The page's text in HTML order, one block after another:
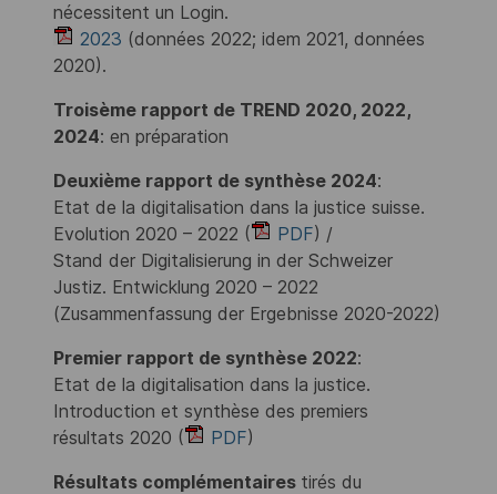
nécessitent un Login.
2023 (données 2022; idem 2021, données
2020).
Troisème rapport de TREND 2020, 2022,
2024: en préparation
Deuxième rapport de synthèse 2024:
Etat de la digitalisation dans la justice suisse.
Evolution 2020 – 2022 (
PDF) /
Stand der Digitalisierung in der Schweizer
Justiz. Entwicklung 2020 – 2022
(Zusammenfassung der Ergebnisse 2020-2022)
Premier rapport de synthèse 2022:
Etat de la digitalisation dans la justice.
Introduction et synthèse des premiers
résultats 2020 (
PDF)
Résultats complémentaires tirés du